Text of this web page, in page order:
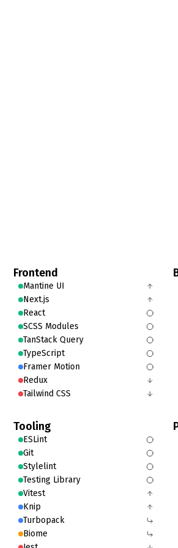
Frontend
Mantine UI
Next.js
React
SCSS Modules
TanStack Query
TypeScript
Framer Motion
Redux
Tailwind CSS
Tooling
ESLint
Git
Stylelint
Testing Library
Vitest
Knip
Turbopack
Biome